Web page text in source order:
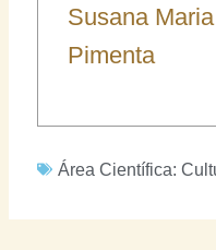
Susana
Pimenta
Área Científica: